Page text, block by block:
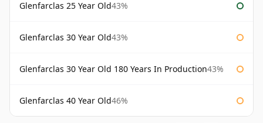
Glenfarclas 25 Year Old43%
Glenfarclas 30 Year Old43%
Glenfarclas 30 Year Old 180 Years In Production43%
Glenfarclas 40 Year Old46%